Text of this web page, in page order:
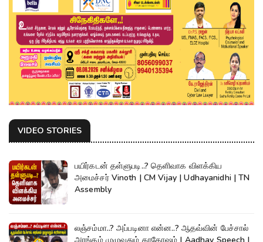
VIDEO STORIES
பயிர்கடன் தள்ளுபடி..? தெளிவாக விளக்கிய
அமைச்சர் Vinoth | CM Vijay | Udhayanidhi | TN
Assembly
லஞ்சம்மா..? அப்படினா என்ன..? ஆதவ்வின் பேச்சால்